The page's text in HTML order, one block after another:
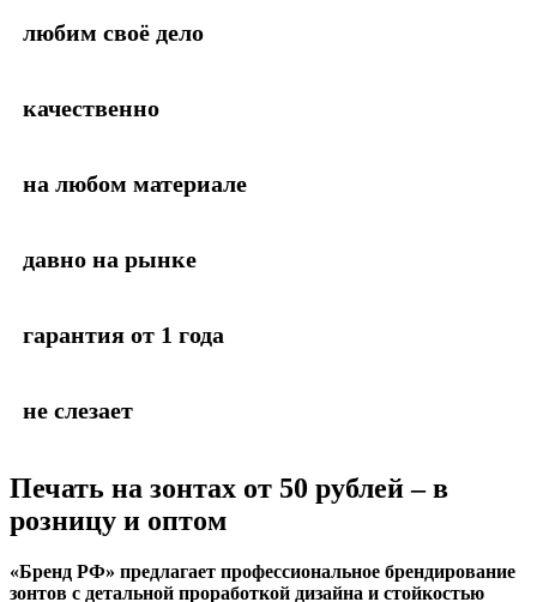
любим своё дело
качественно
на любом материале
давно на рынке
гарантия от 1 года
не слезает
Печать на зонтах от 50 рублей – в
розницу и оптом
«Бренд РФ» предлагает профессиональное брендирование
зонтов с детальной проработкой дизайна и стойкостью